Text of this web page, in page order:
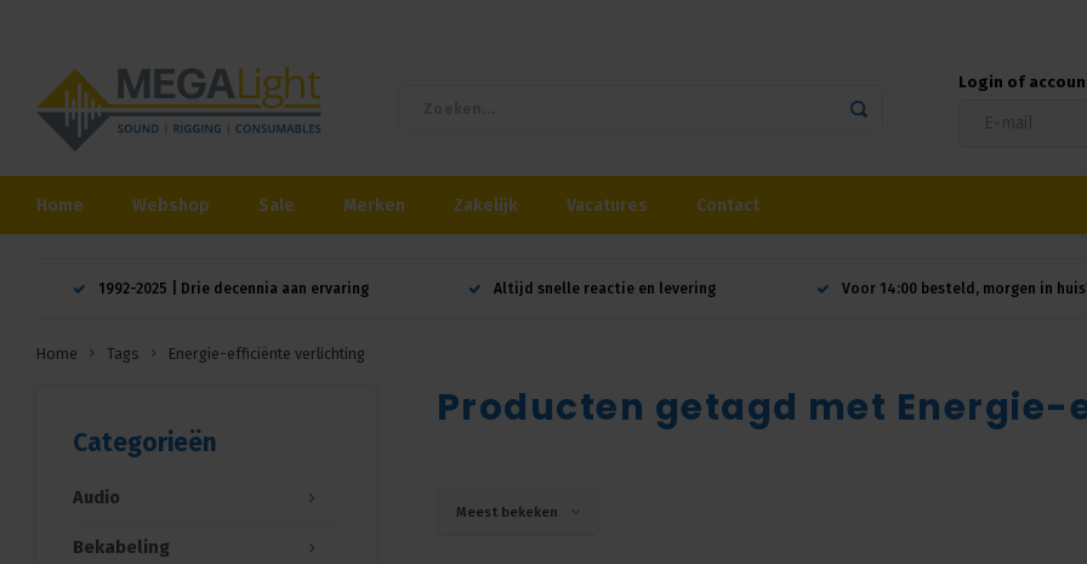
Login of
Home Webshop Sale Merken Zakelijk Vacatures Contact
1992-2025 | Drie decennia aan ervaring Altijd snelle reactie en levering Voor 14:00 besteld, morgen in
Home Tags Energie-efficiënte verlichting
Categorieën
Audio
Bekabeling
Producten getagd met
Meest bekeken